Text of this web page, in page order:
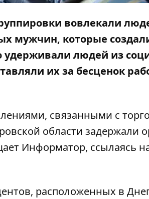
вовлекали
мужчин, которые
удерживали людей из
их за бесценок
связанными с
области задержали
Информатор, ссылаясь
расположенных в